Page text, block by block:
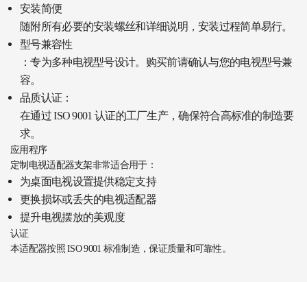
安装简便
随附所有必要的安装螺丝和详细说明，安装过程简单易行。
型号兼容性
：专为多种电视型号设计。购买前请确认与您的电视型号兼
容。
品质认证：
在通过 ISO 9001 认证的工厂生产，确保符合高标准的制造要
求。
应用程序
定制电视适配器支架非常适合用于：
为桌面电视设置提供稳定支持
更换损坏或丢失的电视适配器
提升电视摆放的美观度
认证
本适配器按照 ISO 9001 标准制造，保证质量和可靠性。